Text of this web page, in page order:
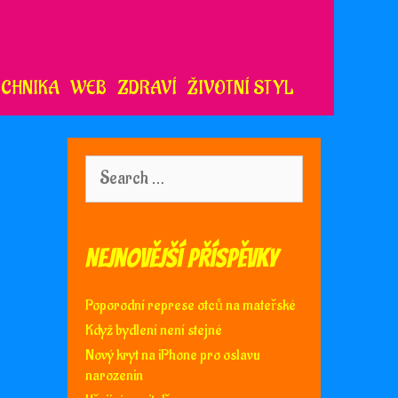
WEB ZDRAVÍ ŽIVOTNÍ STYL
for:
Nejnovější příspěvky
Poporodní represe otců na mateřské
Když bydlení není stejné
Nový kryt na iPhone pro oslavu
narozenin